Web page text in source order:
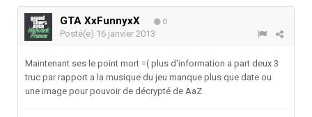
GTA XxFunnyxX 0
Posté(e) 16 janvier 2013
Maintenant ses le point mort =( plus d'information a part deux 3
truc par rapport a la musique du jeu manque plus que date ou
une image pour pouvoir de décrypté de AaZ